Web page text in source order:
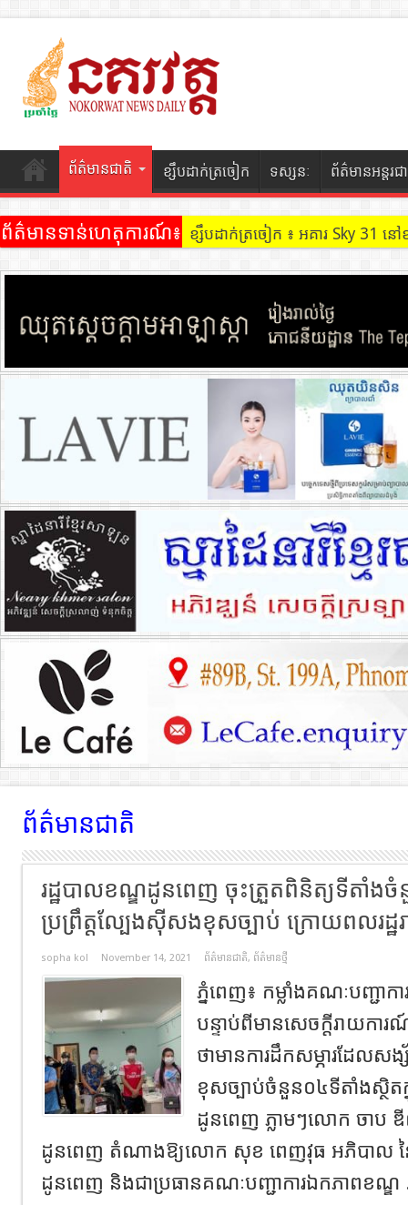
ព័ត៌មានជាតិ ខ្សឹបដាក់ត្រចៀក ទស្សនៈ ព័ត៌មានអន្តរជ
ព័ត៌មានទាន់ហេតុការណ៍៖ ខ្សឹបដាក់ត្រចៀក ៖ អគារ Sky 31
ខ្សឹបដាក់ត្រចៀក ៖ ដល់ករ ! ឈ្មួញដឹក
ព័ត៌មានជាតិ
រដ្ឋបាលខណ្ឌដូនពេញ ចុះត្រួតពិនិត្យទីតាំ
ប្រព្រឹត្តល្បែងសុីសងខុសច្បាប់​ ក្រោយពលរដ្
sopha kol November 14, 2021 ព័ត៌មានជាតិ, ព័ត៌មានថ្មី
ភ្នំពេញ​៖​ កម្លាំងគណៈបញ្ជា
បន្ទាប់ពី​មានសេចក្តីរាយកា
ថាមានការដឹកសម្ភារដែល
ខុសច្បាប់ចំនួន០៤ទីតាំងស្ថិត
ដូនពេញ​ ភ្លាមៗ​លោក ចាប
ដូនពេញ តំណាងឱ្យលោក សុខ ពេញវុធ អភិបាល
ដូនពេញ និងជាប្រធានគណៈបញ្ជាការឯកភាពខណ្